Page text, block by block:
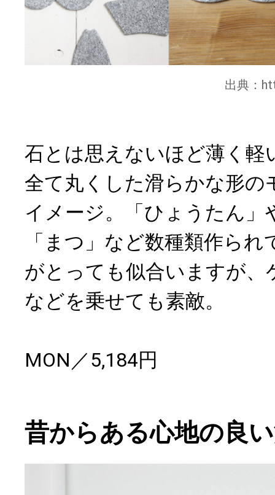
出典：
石とは思えないほど薄く軽
全て丸くした滑らかな形の
イメージ。「ひょうたん」
「まつ」など数種類作ら
がとっても似合いますが、
などを乗せても素敵。
MON／5,184円
昔からある心地の良